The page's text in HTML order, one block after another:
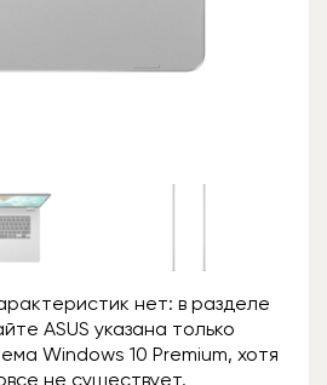
нет: в разделе
ASUS указана только
Windows 10 Premium, хотя
не существует.